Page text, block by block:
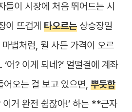
들이 시장에 처음 뛰어드는 시
이 뜨겁게타오르는상승장일
법처럼, 뭘 사든 가격이 오르
어? 이게 되네?’ 얼떨결에 계좌
어오는 걸 보고 있으면, 뿌듯함
이거 완전 쉽잖아!’ 하는 **근자